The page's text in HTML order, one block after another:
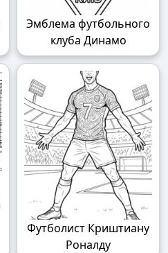
Эмблема футбольного
клуба Динамо
Футболист Криштиану
Роналду